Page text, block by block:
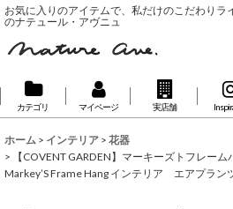
お気に入りのアイテムで、私だけのこだわりラ
のナテュール・アヴニュ
カテゴリ マイページ 実店舗
ホーム > インテリア > 花器
>
【COVENT GARDEN】マーキーズトフレ
Markey’S Frame Hang インテリア エアプラ